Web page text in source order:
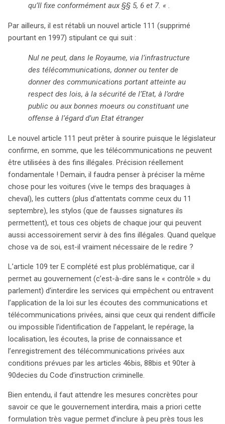
qu’Il fixe conformément aux §§ 5, 6 et 7. « .
Par ailleurs, il est rétabli un nouvel article 111 (supprimé
pourtant en 1997) stipulant ce qui suit :
Nul ne peut, dans le Royaume, via l’infrastructure
des télécommunications, donner ou tenter de
donner des communications portant atteinte au
respect des lois, à la sécurité de l’Etat, à l’ordre
public ou aux bonnes moeurs ou constituant une
offense à l’égard d’un Etat étranger
Le nouvel article 111 peut prêter à sourire puisque le législateur
confirme, en somme, que les télécommunications ne peuvent
être utilisées à des fins illégales. Précision réellement
fondamentale ! Demain, il faudra penser à préciser la même
chose pour les voitures (vive le temps des braquages à
cheval), les cutters (plus d’attentats comme ceux du 11
septembre), les stylos (que de fausses signatures ils
permettent), et tous ces objets de chaque jour qui peuvent
aussi accessoirement servir à des fins illégales. Quand quelque
chose va de soi, est-il vraiment nécessaire de le redire ?
L’article 109 ter E complété est plus problématique, car il
permet au gouvernement (c’est-à-dire sans le « contrôle » du
parlement) d’interdire les services qui empêchent ou entravent
l’application de la loi sur les écoutes des communications et
télécommunications privées, ainsi que ceux qui rendent difficile
ou impossible l’identification de l’appelant, le repérage, la
localisation, les écoutes, la prise de connaissance et
l’enregistrement des télécommunications privées aux
conditions prévues par les articles 46bis, 88bis et 90ter à
90decies du Code d’instruction criminelle.
Bien entendu, il faut attendre les mesures concrètes pour
savoir ce que le gouvernement interdira, mais a priori cette
formulation très vague permet d’inclure à peu près tous les